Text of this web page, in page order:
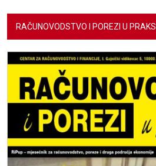
RAČUNOVODSTVO I POREZI U PRAKSI